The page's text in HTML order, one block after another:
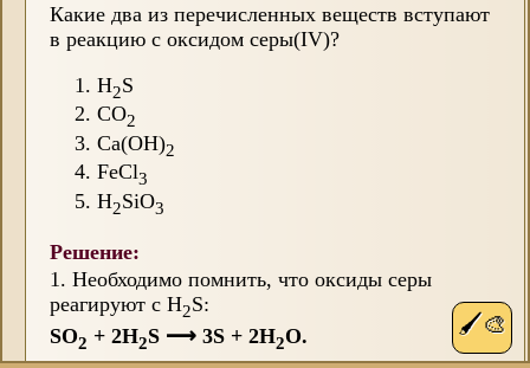
Какие два из перечисленных веществ вступают
в реакцию с оксидом серы(IV)?
H2S
CO2
Ca(OH)2
FeCl3
H2SiO3
Решение:
1. Необходимо помнить, что оксиды серы
реагируют с H2S:
SO2 + 2H2S ⟶ 3S + 2H2O.
🖌️🎨